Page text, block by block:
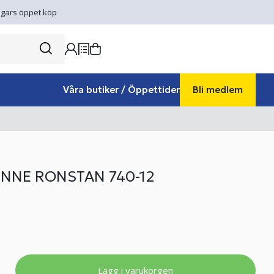
öppet köp
Våra butiker / Öppettider Bli medlem
RONSTAN 740-12
Lägg i varukorgen